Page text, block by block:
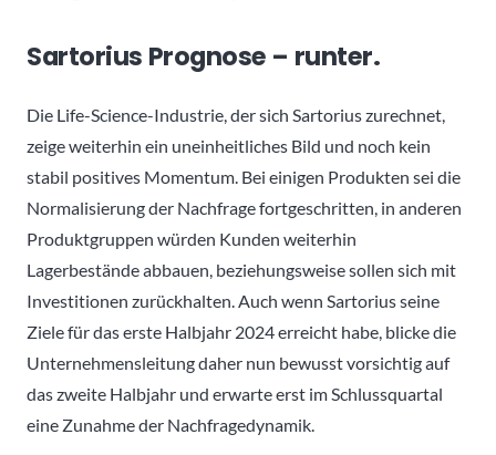
Sartorius Prognose – runter.
Die Life-Science-Industrie, der sich Sartorius zurechnet,
zeige weiterhin ein uneinheitliches Bild und noch kein
stabil positives Momentum. Bei einigen Produkten sei die
Normalisierung der Nachfrage fortgeschritten, in anderen
Produktgruppen würden Kunden weiterhin
Lagerbestände abbauen, beziehungsweise sollen sich mit
Investitionen zurückhalten. Auch wenn Sartorius seine
Ziele für das erste Halbjahr 2024 erreicht habe, blicke die
Unternehmensleitung daher nun bewusst vorsichtig auf
das zweite Halbjahr und erwarte erst im Schlussquartal
eine Zunahme der Nachfragedynamik.